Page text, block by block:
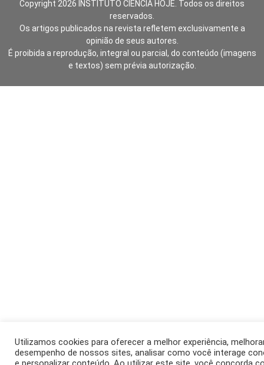
Copyright 2026 INSTITUTO CIÊNCIA HOJE. Todos os direitos
reservados.
Os artigos publicados na revista refletem exclusivamente a
opinião de seus autores.
É proibida a reprodução, integral ou parcial, do conteúdo (imagens
e textos) sem prévia autorização.
Utilizamos cookies para oferecer a melhor experiência,
desempenho de nossos sites, analisar como você interage